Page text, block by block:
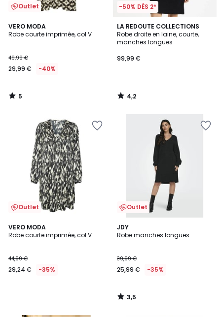
Outlet
VERO MODA
Robe courte imprimée, col V
49,99 €
29,99 € -40%
5
/
5
/
-50% DÈS 2*
LA REDOUTE COLLECTIONS
Robe droite en laine, courte,
manches longues
99,99 €
4,2
/ 5
4,2
/
Outlet
VERO MODA
Robe courte imprimée, col V
44,99 €
29,24 € -35%
Outlet
JDY
Robe manches longues
39,99 €
25,99 € -35%
3,5
/ 5
3,5
/